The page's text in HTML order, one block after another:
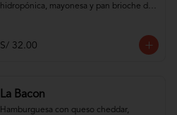
hidropónica, mayonesa y pan brioche de
S/ 32.00
La Bacon
Hamburguesa con queso cheddar,